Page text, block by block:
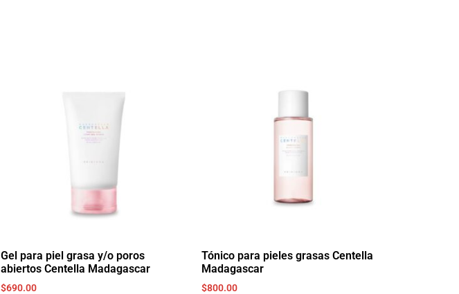
Gel para piel grasa y/o poros
abiertos Centella Madagascar
$690.00
Tónico para pieles grasas Centella
Madagascar
$800.00